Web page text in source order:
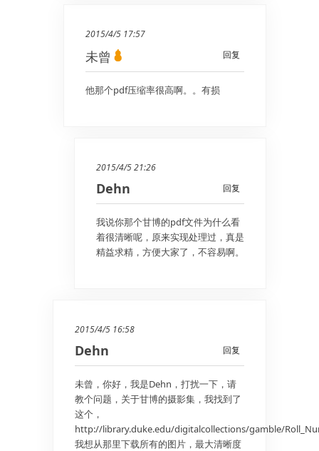
2015/4/5 17:57
回复
未曾
他那个pdf压缩率很高啊。。有损
2015/4/5 21:26
回复
Dehn
我说你那个甘博的pdf文件为什么看
着很清晰呢，原来实现处理过，真是
精益求精，方便大家了，不容易啊。
2015/4/5 16:58
回复
Dehn
未曾，你好，我是Dehn，打扰一下，请
教个问题，关于甘博的摄影集，我找到了
这个，
http://library.duke.edu/digitalcollections/gamble/
我想从那里下载所有的图片，最大清晰度